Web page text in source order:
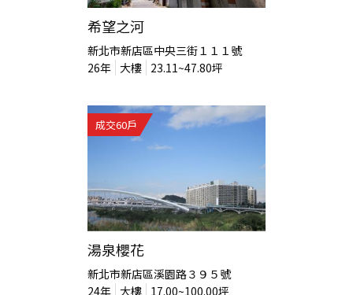
希望之河
新北市新店區中央三街１１１號
26年 大樓 23.11~47.80坪
成交60戶
湯泉櫻花
新北市新店區溪園路３９５號
24年 大樓 17.00~100.00坪